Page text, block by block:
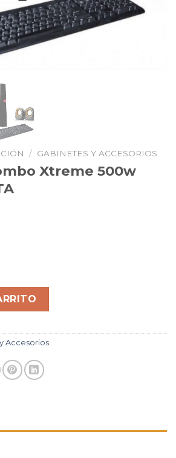
/ GABINETES Y ACCESORIOS
Xtreme 500w
Accesorios